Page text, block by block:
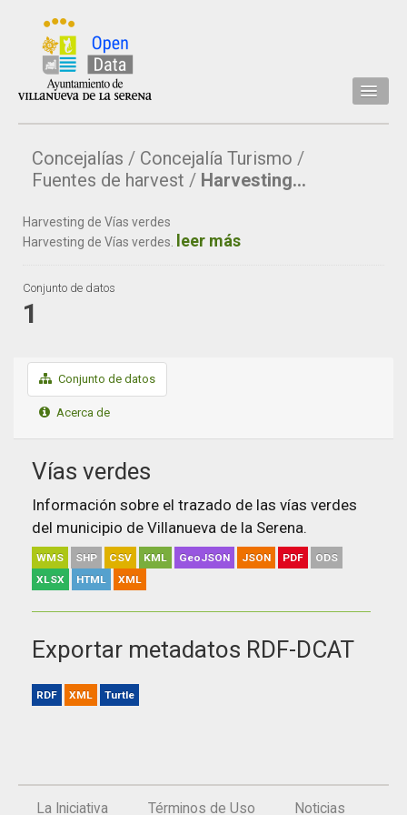
Inicio
Datos
Concejalía
Acerca de
Actualización
Noticias
Apps
Participa
Documentación
Concejalías
Concejalía Turismo
Fuentes de harvest
Harvesting...
Harvesting de Vías verdes
Harvesting de Vías verdes.
leer más
Conjunto de datos
1
Conjunto de datos
Acerca de
Vías verdes
Información sobre el trazado de las vías verdes
del municipio de Villanueva de la Serena.
WMS SHP CSV KML GeoJSON JSON PDF
ODS
XLSX
HTML XML
Exportar metadatos RDF-DCAT
RDF XML Turtle
La Iniciativa Términos de Uso Noticias